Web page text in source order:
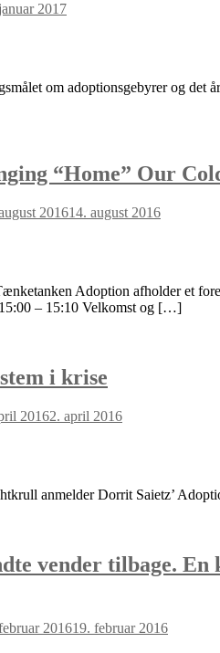
2017
om adoptionsgebyrer og
“Home” Our
201614. august 2016
Adoption afholder et
– 15:10 Velkomst og […]
i krise
20162. april 2016
anmelder Dorrit Saietz’
vender tilbage.
201619. februar 2016